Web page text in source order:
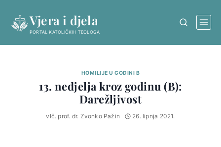
content
Vjera i djela
PORTAL KATOLIČKIH TEOLOGA
HOMILIJE U GODINI B
13. nedjelja kroz godinu (B):
Darežljivost
vlč. prof. dr. Zvonko Pažin 26. lipnja 2021.